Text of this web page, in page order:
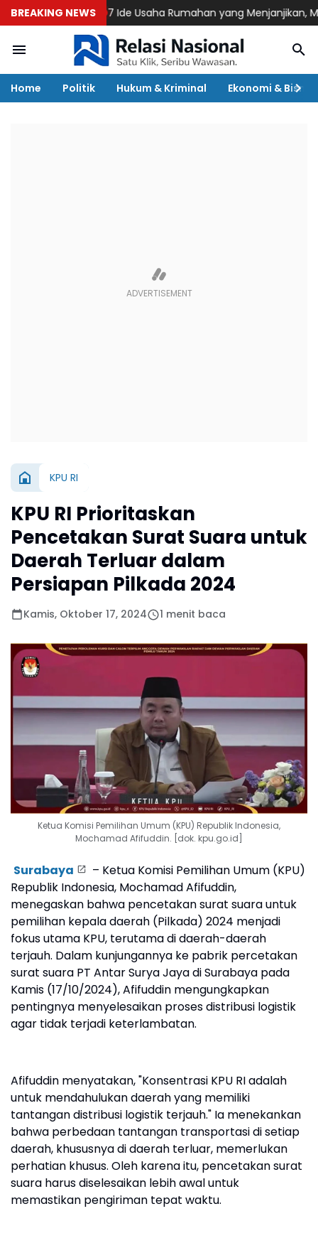
BREAKING NEWS7 Ide Usaha Rumahan yang Menjanjikan,
Home Politik Hukum & Kriminal Ekonomi & Bisnis
KPU RI
KPU RI Prioritaskan
Pencetakan Surat Suara untuk
Daerah Terluar dalam
Persiapan Pilkada 2024
Kamis, Oktober 17, 2024 1 menit baca
Ketua Komisi Pemilihan Umum (KPU) Republik Indonesia,
Mochamad Afifuddin. [dok. kpu.go.id]
Surabaya
– Ketua Komisi Pemilihan Umum (KPU)
Republik Indonesia, Mochamad Afifuddin,
menegaskan bahwa pencetakan surat suara untuk
pemilihan kepala daerah (Pilkada) 2024 menjadi
fokus utama KPU, terutama di daerah-daerah
terjauh. Dalam kunjungannya ke pabrik percetakan
surat suara PT Antar Surya Jaya di Surabaya pada
Kamis (17/10/2024), Afifuddin mengungkapkan
pentingnya menyelesaikan proses distribusi logistik
agar tidak terjadi keterlambatan.
Afifuddin menyatakan, "Konsentrasi KPU RI adalah
untuk mendahulukan daerah yang memiliki
tantangan distribusi logistik terjauh." Ia menekankan
bahwa perbedaan tantangan transportasi di setiap
daerah, khususnya di daerah terluar, memerlukan
perhatian khusus. Oleh karena itu, pencetakan surat
suara harus diselesaikan lebih awal untuk
memastikan pengiriman tepat waktu.